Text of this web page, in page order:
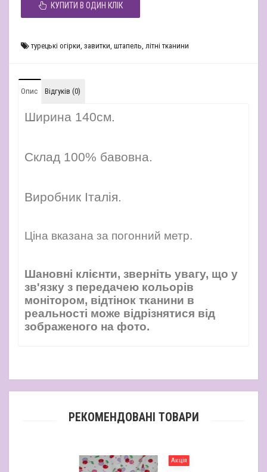
КУПИТИ В ОДИН КЛІК
турецькі огірки, завитки, штапель, літні тканини
Опис Відгуків (0)
Ширина 140см.
Склад 100% бавовна.
Виробник Італія.
Ціна вказана за погонний метр.
Шановні клієнти, зверніть увагу, що у
зв'язку з передачею кольорів
монітором, відтінок тканини в
реальності може відрізнятися від
зображеного на фото.
РЕКОМЕНДОВАНІ ТОВАРИ
Акція